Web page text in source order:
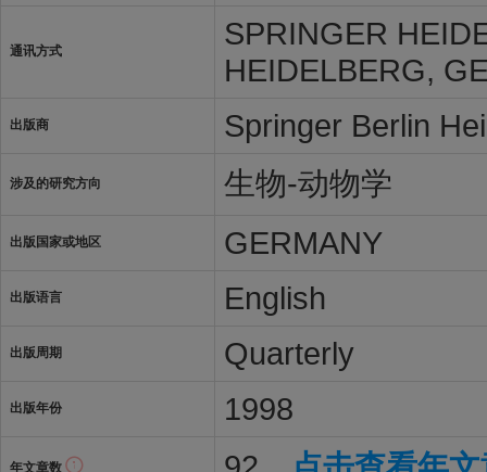
通讯方式
SPRINGER
HEIDELBERG,
出版商 Springer Berlin
涉及的研究方向 生物-动物学
出版国家或地区 GERMANY
出版语言 English
出版周期 Quarterly
出版年份 1998
年文章数